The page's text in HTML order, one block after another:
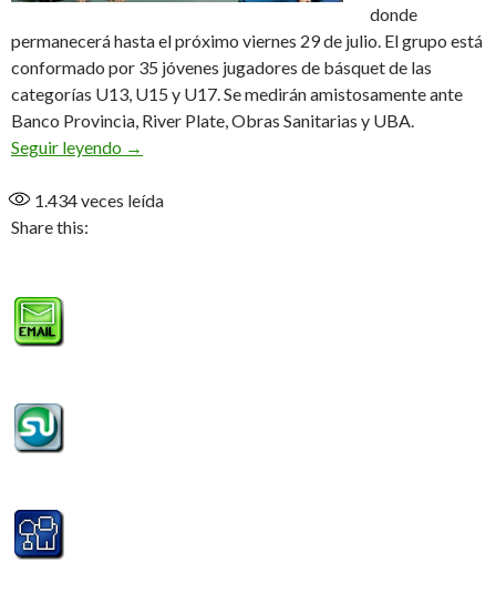
donde
permanecerá hasta el próximo viernes 29 de julio. El grupo está
conformado por 35 jóvenes jugadores de básquet de las
categorías U13, U15 y U17. Se medirán amistosamente ante
Banco Provincia, River Plate, Obras Sanitarias y UBA.
Seguir leyendo De gira
→
1.434veces leída
Share this: